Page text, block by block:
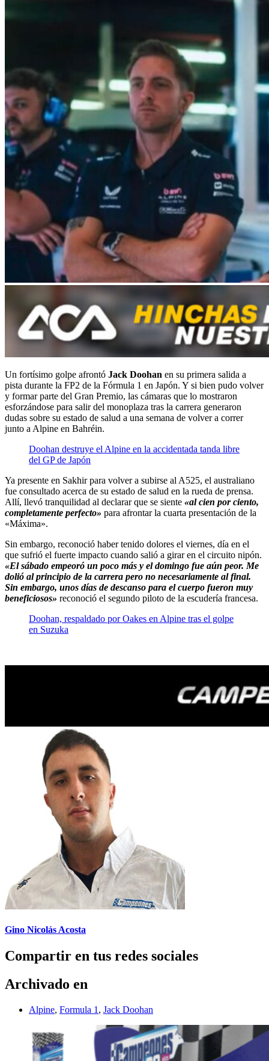
Un fortísimo golpe afrontó Jack Doohan en su primera salida a
pista durante la FP2 de la Fórmula 1 en Japón. Y si bien pudo volver
y formar parte del Gran Premio, las cámaras que lo mostraron
esforzándose para salir del monoplaza tras la carrera generaron
dudas sobre su estado de salud a una semana de volver a correr
junto a Alpine en Bahréin.
Doohan destruye el Alpine en la accidentada tanda libre
del GP de Japón
Ya presente en Sakhir para volver a subirse al A525, el australiano
fue consultado acerca de su estado de salud en la rueda de prensa.
Allí, llevó tranquilidad al declarar que se siente «al cien por ciento,
completamente perfecto» para afrontar la cuarta presentación de la
«Máxima».
Sin embargo, reconoció haber tenido dolores el viernes, día en el
que sufrió el fuerte impacto cuando salió a girar en el circuito nipón.
«El sábado empeoró un poco más y el domingo fue aún peor. Me
dolió al principio de la carrera pero no necesariamente al final.
Sin embargo, unos días de descanso para el cuerpo fueron muy
beneficiosos» reconoció el segundo piloto de la escudería francesa.
Doohan, respaldado por Oakes en Alpine tras el golpe
en Suzuka
Gino Nicolás Acosta
Compartir en tus redes sociales
Archivado en
Alpine, Formula 1 , Jack Doohan